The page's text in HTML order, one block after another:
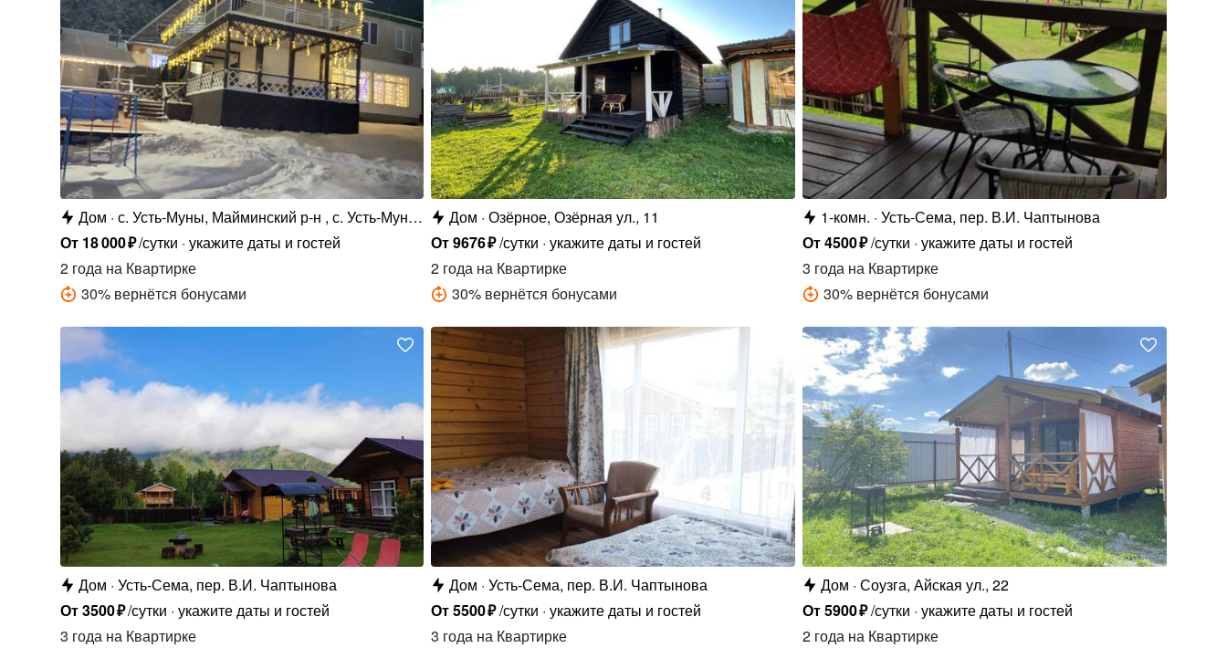
Дом с. Усть-Муны, Майминский р-н , с. Усть-Муны,
пер. Зелёный Клин, 2
От 18000₽/сутки укажите даты и гостей
2 годана Квартирке
30% вернётся бонусами
Дом Озёрное, Озёрная ул., 11
От9676₽/сутки укажите даты и гостей
2 года на Квартирке
30% вернётся бонусами
1-комн. Усть-Сема, пер. В.И. Чаптынова
От4500₽/сутки укажите даты и гостей
3 года на Квартирке
30% вернётся бонусами
Дом Усть-Сема, пер. В.И. Чаптынова
От3500₽/сутки укажите даты и гостей
3 годана Квартирке
Дом Усть-Сема, пер. В.И. Чаптынова
От5500₽/сутки укажите даты и гостей
3 года на Квартирке
Дом Соузга, Айская ул., 22
От5900₽/сутки укажите даты и гостей
2 года на Квартирке